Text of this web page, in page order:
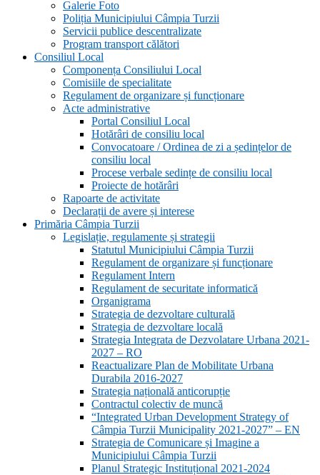
Galerie Foto
Poliția Municipiului Câmpia Turzii
Servicii publice descentralizate
Program transport călători
Consiliul Local
Componența Consiliului Local
Comisiile de specialitate
Regulament de organizare și funcționare
Acte administrative
Portal Consiliul Local
Hotărâri de consiliu local
Convocatoare / Ordinea de zi a ședințelor de
consiliu local
Procese verbale sedințe de consiliu local
Proiecte de hotărâri
Rapoarte de activitate
Declarații de avere și interese
Primăria Câmpia Turzii
Legislație, regulamente și strategii
Statutul Municipiului Câmpia Turzii
Regulament de organizare și funcționare
Regulament Intern
Regulament de securitate informatică
Organigrama
Strategia de dezvoltare culturală
Strategia de dezvoltare locală
Strategia Integrata de Dezvolatare Urbana 2021-
2027 – RO
Reactualizare Plan de Mobilitate Urbana
Durabila 2016-2027
Strategia națională anticorupție
Contractul colectiv de muncă
“Integrated Urban Development Strategy of
Câmpia Turzii Municipality 2021-2027” – EN
Strategia de Comunicare și Imagine a
Municipiului Câmpia Turzii
Planul Strategic Instituțional 2021-2024